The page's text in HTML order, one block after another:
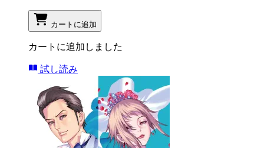
カートに追加
カートに追加しました
試し読み